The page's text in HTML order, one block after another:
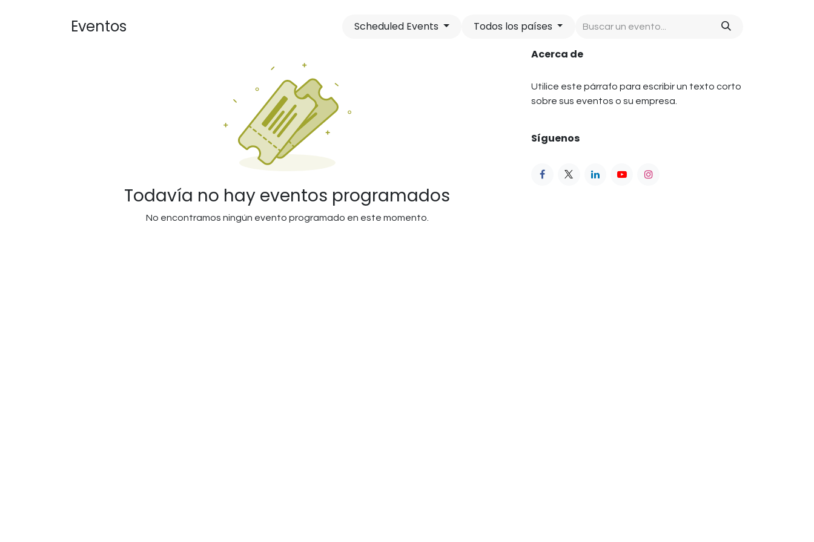
Eventos Scheduled Events Todos los países
Todavía no hay eventos programados
No encontramos ningún evento programado en este momento.
Acerca de
Utilice este párrafo para escribir un texto corto
sobre sus eventos o su empresa.
Síguenos